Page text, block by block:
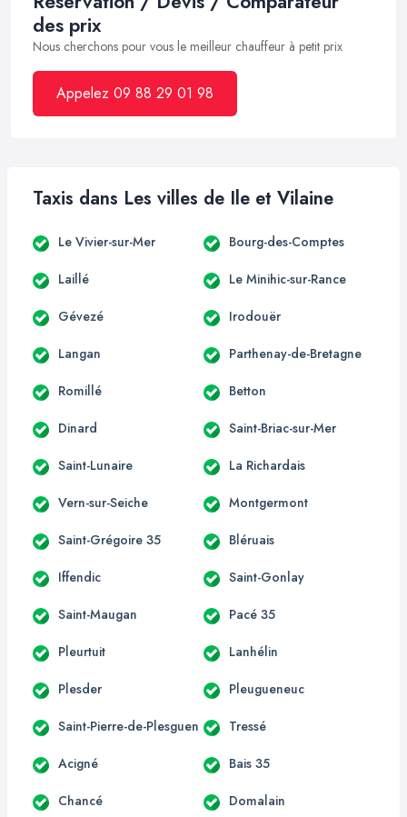
des prix
Nous cherchons pour vous le meilleur chauffeur à petit prix
Appelez 09 88 29 01 98
Taxis dans Les villes de Ile et Vilaine
Le Vivier-sur-Mer Bourg-des-Comptes
Laillé Le Minihic-sur-Rance
Gévezé Irodouër
Langan Parthenay-de-Bretagne
Romillé Betton
Dinard Saint-Briac-sur-Mer
Saint-Lunaire La Richardais
Vern-sur-Seiche Montgermont
Saint-Grégoire 35 Bléruais
Iffendic Saint-Gonlay
Saint-Maugan Pacé 35
Pleurtuit Lanhélin
Plesder Pleugueneuc
Saint-Pierre-de-Plesguen Tressé
Acigné Bais 35
Chancé Domalain